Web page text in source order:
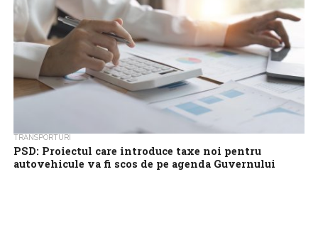
TRANSPORTURI
PSD: Proiectul care introduce taxe noi pentru
autovehicule va fi scos de pe agenda Guvernului